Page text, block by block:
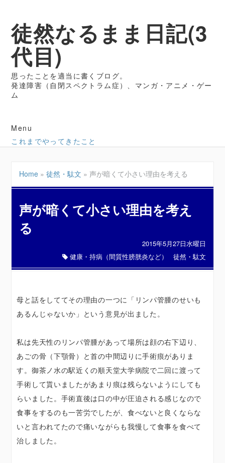
徒然なるまま日記(3
代目)
思ったことを適当に書くブログ。
発達障害（自閉スペクトラム症）、マンガ・アニメ・ゲー
ム
Menu
これまでやってきたこと
Home »徒然・駄文 »声が暗くて小さい理由を考える
声が暗くて小さい理由を考え
る
2015年5月27日水曜日
健康・持病（間質性膀胱炎など）
徒然・駄文
母と話をしててその理由の一つに「リンパ管腫のせいも
あるんじゃないか」という意見が出ました。
私は先天性のリンパ管腫があって場所は顔の右下辺り、
あごの骨（下顎骨）と首の中間辺りに手術痕がありま
す。御茶ノ水の駅近くの順天堂大学病院で二回に渡って
手術して貰いましたがあまり痕は残らないようにしても
らいました。手術直後は口の中が圧迫される感じなので
食事をするのも一苦労でしたが、食べないと良くならな
いと言われてたので痛いながらも我慢して食事を食べて
治しました。